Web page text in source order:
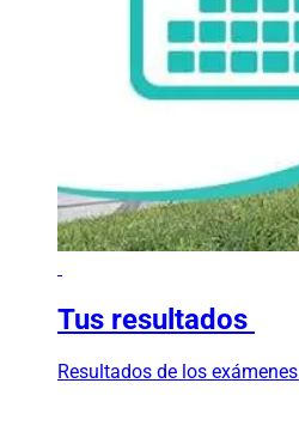
Tus resultados
Resultados de los exámenes